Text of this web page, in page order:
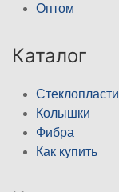
Оптом
Каталог
Колышки
Фибра
Как купить